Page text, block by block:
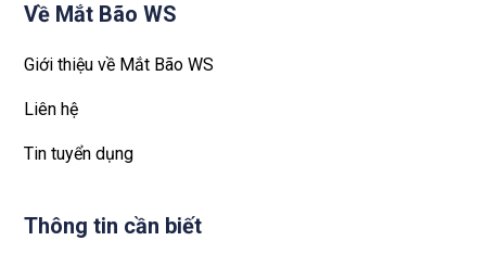
Về Mắt Bão WS
Giới thiệu về Mắt Bão WS
Liên hệ
Tin tuyển dụng
Thông tin cần biết